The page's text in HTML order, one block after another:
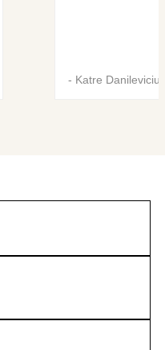
- Katre Danilevicius